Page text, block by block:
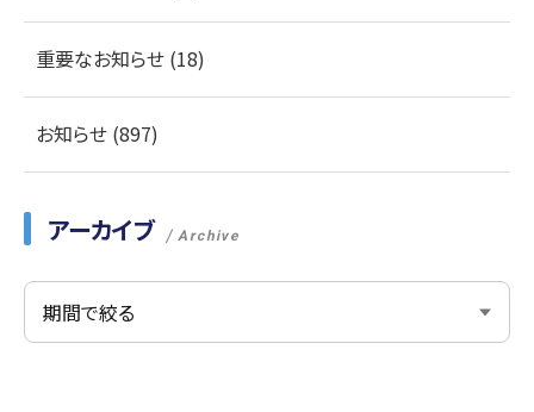
重要なお知らせ (18)
お知らせ (897)
アーカイブ Archive